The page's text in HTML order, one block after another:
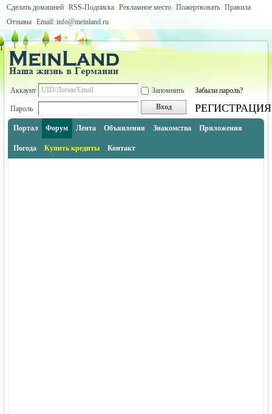
Сделать домашней RSS-Подписка Рекламное место Пожертвовать Правила
Отзывы Email: info@meinland.ru
Аккаунт Запомнить Забыли пароль?
Пароль Вход РЕГИСТРАЦИЯ
Портал Форум Лента Объявления Знакомства Приложения
Погода Купить кредиты Контакт